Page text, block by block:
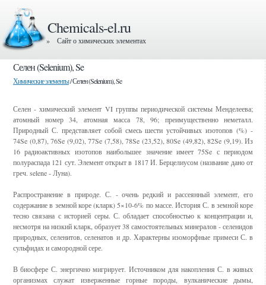
Chemicals-el.ru
» Сайт о химических элементах
Селен (Selenium), Se
Химические элементы/ Селен (Selenium), Se
Селен - химический элемент VI группы периодической системы Менделеева;
атомный номер 34, атомная масса 78, 96; преимущественно неметалл.
Природный С. представляет собой смесь шести устойчивых изотопов (%) -
74Se (0,87), 76Se (9,02), 77Se (7,58), 78Se (23,52), 80Se (49,82), 82Se (9,19). Из
16 радиоактивных изотопов наибольшее значение имеет 75Se с периодом
полураспада 121 сут. Элемент открыт в 1817 И. Берцелиусом (название дано от
греч. selene - Луна).
Распространение в природе. С. - очень редкий и рассеянный элемент, его
содержание в земной коре (кларк) 5×10-6% по массе. История С. в земной коре
тесно связана с историей серы. С. обладает способностью к концентрации и,
несмотря на низкий кларк, образует 38 самостоятельных минералов - селенидов
природных, селенитов, селенатов и др. Характерны изоморфные примеси С. в
сульфидах и самородной сере.
В биосфере С. энергично мигрирует. Источником для накопления С. в живых
организмах служат изверженные горные породы, вулканические дымы,